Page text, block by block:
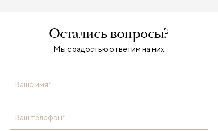
Остались вопросы?
Мы с радостью ответим на них
Ваше имя*
Ваш телефон*